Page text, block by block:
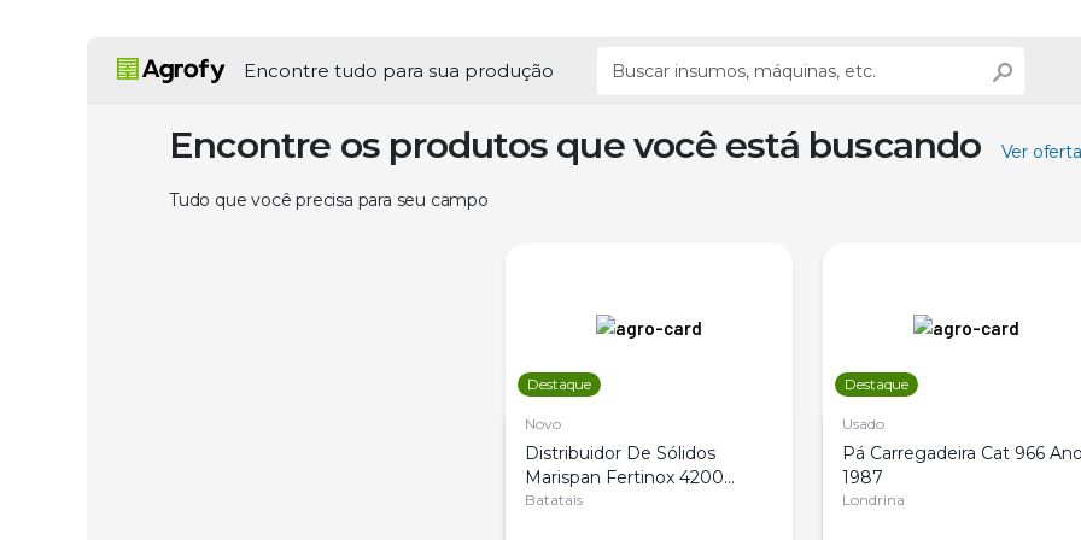
Encontre tudo para sua produção
Encontre os produtos que você está buscando Ver
Tudo que você precisa para seu campo
Destaque
Novo
Distribuidor De Sólidos
Marispan Fertinox 4200
Citrus
Batatais
Destaque
Usado
Pá Carregadeira Cat 966
1987
Londrina